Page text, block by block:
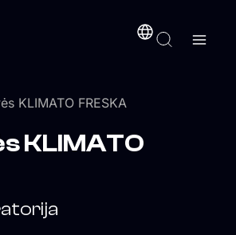
KLIMATO FRESKA
KLIMATO